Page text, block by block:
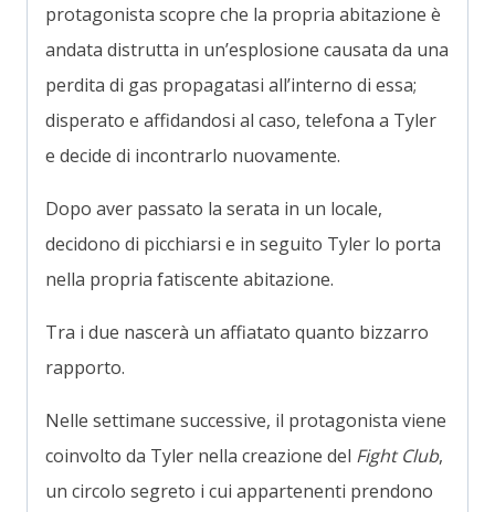
protagonista scopre che la propria abitazione è
andata distrutta in un’esplosione causata da una
perdita di gas propagatasi all’interno di essa;
disperato e affidandosi al caso, telefona a Tyler
e decide di incontrarlo nuovamente.
Dopo aver passato la serata in un locale,
decidono di picchiarsi e in seguito Tyler lo porta
nella propria fatiscente abitazione.
Tra i due nascerà un affiatato quanto bizzarro
rapporto.
Nelle settimane successive, il protagonista viene
coinvolto da Tyler nella creazione del Fight Club,
un circolo segreto i cui appartenenti prendono